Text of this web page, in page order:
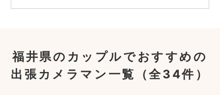
福井県のカップルでおすすめの
出張カメラマン一覧
（全34件）